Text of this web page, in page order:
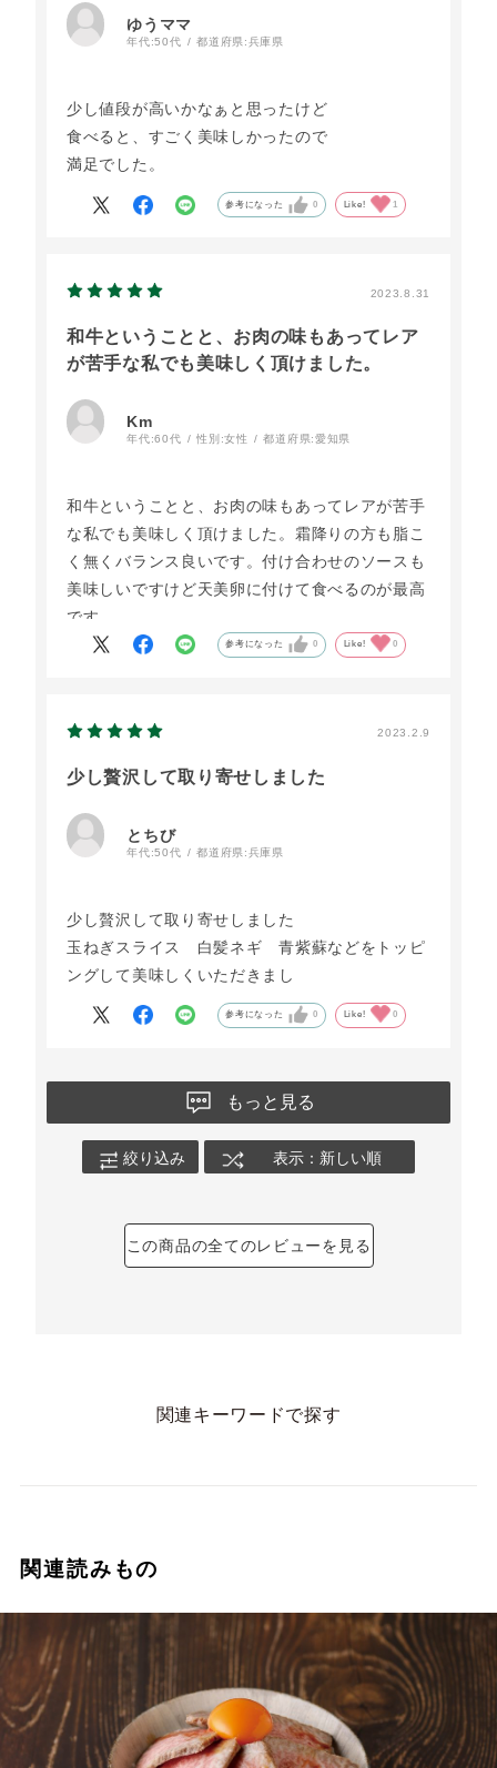
ローストビーフも、リピート間違いなし！です。
ゆうママ
年代:50代 都道府県:兵庫県
少し値段が高いかなぁと思ったけど
食べると、すごく美味しかったので
満足でした。
参考になった 0 Like! 1
2023.8.31
和牛ということと、お肉の味もあってレア
が苦手な私でも美味しく頂けました。
Km
年代:60代 性別:女性 都道府県:愛知県
和牛ということと、お肉の味もあってレアが苦手
な私でも美味しく頂けました。霜降りの方も脂こ
く無くバランス良いです。付け合わせのソースも
美味しいですけど天美卵に付けて食べるのが最高
です。
参考になった 0 Like! 0
2023.2.9
少し贅沢して取り寄せしました
とちび
年代:50代 都道府県:兵庫県
少し贅沢して取り寄せしました
玉ねぎスライス 白髪ネギ 青紫蘇などをトッピ
ングして美味しくいただきまし
参考になった 0 Like! 0
もっと見る
絞り込み 表示：新しい順
この商品の全てのレビューを見る
関連キーワードで探す
関連読みもの